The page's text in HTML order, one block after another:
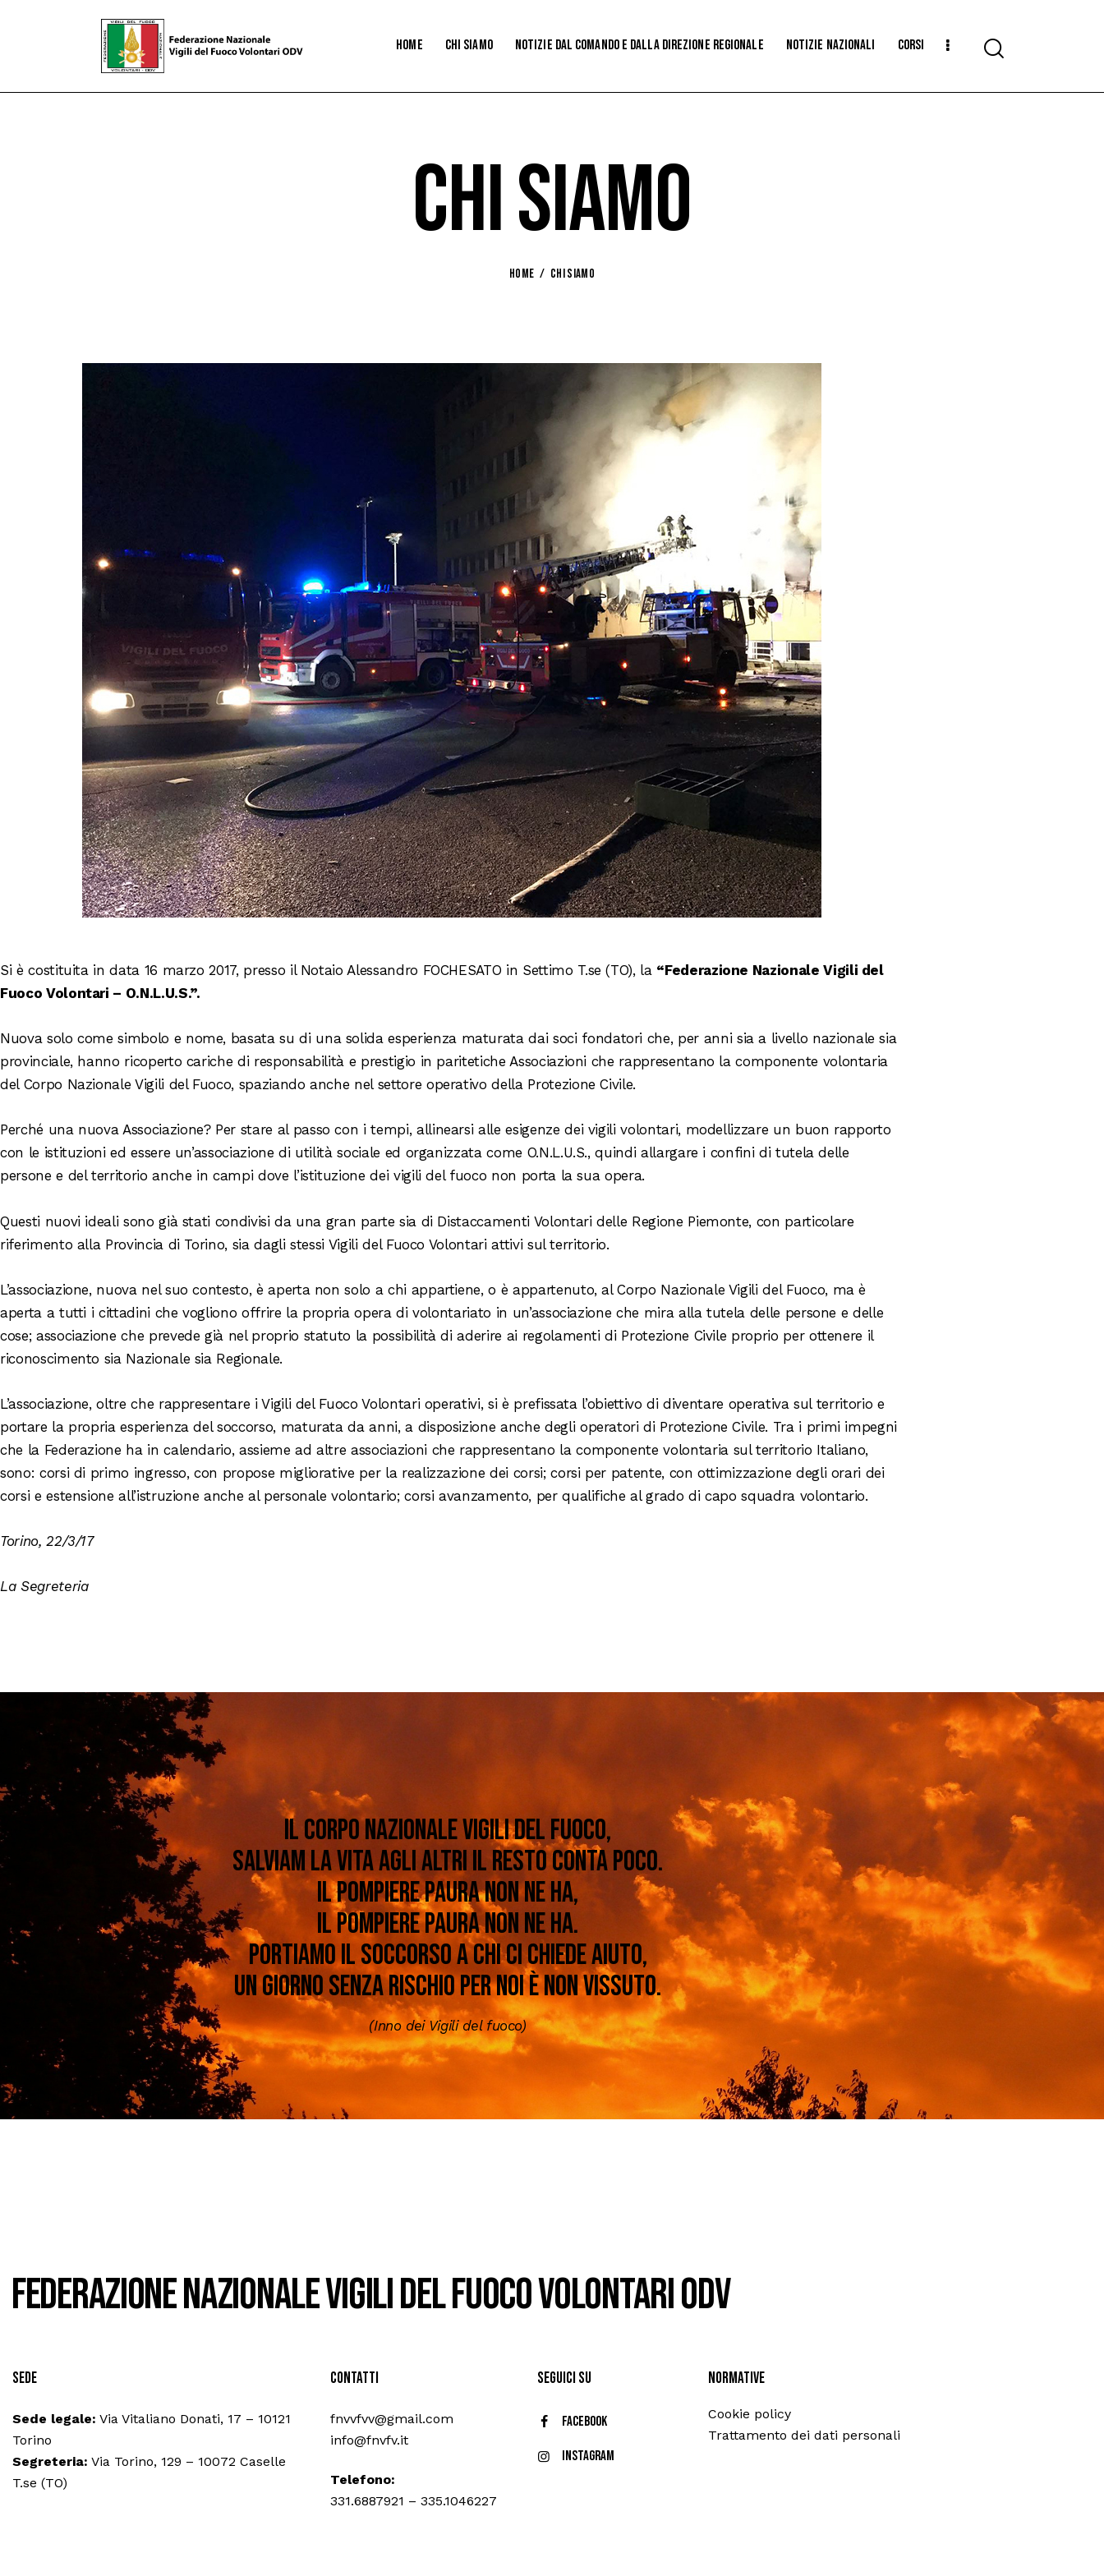
Home CHI SIAMO NOTIZIE DaL COMANDO e dalla direzione regionale Notizie Nazionali CORSI
CHI SIAMO
HOME CHI SIAMO
Si è costituita in data 16 marzo 2017, presso il Notaio Alessandro FOCHESATO in Settimo T.se (TO), la “Federazione Nazionale Vigili del
Fuoco Volontari – O.N.L.U.S.”.
Nuova solo come simbolo e nome, basata su di una solida esperienza maturata dai soci fondatori che, per anni sia a livello nazionale sia
provinciale, hanno ricoperto cariche di responsabilità e prestigio in paritetiche Associazioni che rappresentano la componente volontaria
del Corpo Nazionale Vigili del Fuoco, spaziando anche nel settore operativo della Protezione Civile.
Perché una nuova Associazione? Per stare al passo con i tempi, allinearsi alle esigenze dei vigili volontari, modellizzare un buon rapporto
con le istituzioni ed essere un’associazione di utilità sociale ed organizzata come O.N.L.U.S., quindi allargare i confini di tutela delle
persone e del territorio anche in campi dove l’istituzione dei vigili del fuoco non porta la sua opera.
Questi nuovi ideali sono già stati condivisi da una gran parte sia di Distaccamenti Volontari delle Regione Piemonte, con particolare
riferimento alla Provincia di Torino, sia dagli stessi Vigili del Fuoco Volontari attivi sul territorio.
L’associazione, nuova nel suo contesto, è aperta non solo a chi appartiene, o è appartenuto, al Corpo Nazionale Vigili del Fuoco, ma è
aperta a tutti i cittadini che vogliono offrire la propria opera di volontariato in un’associazione che mira alla tutela delle persone e delle
cose; associazione che prevede già nel proprio statuto la possibilità di aderire ai regolamenti di Protezione Civile proprio per ottenere il
riconoscimento sia Nazionale sia Regionale.
L’associazione, oltre che rappresentare i Vigili del Fuoco Volontari operativi, si è prefissata l’obiettivo di diventare operativa sul territorio e
portare la propria esperienza del soccorso, maturata da anni, a disposizione anche degli operatori di Protezione Civile. Tra i primi impegni
che la Federazione ha in calendario, assieme ad altre associazioni che rappresentano la componente volontaria sul territorio Italiano,
sono: corsi di primo ingresso, con propose migliorative per la realizzazione dei corsi; corsi per patente, con ottimizzazione degli orari dei
corsi e estensione all’istruzione anche al personale volontario; corsi avanzamento, per qualifiche al grado di capo squadra volontario.
Torino, 22/3/17
La Segreteria
Il corpo nazionale vigili del fuoco,
salviam la vita agli altri il resto conta poco.
Il pompiere paura non ne ha,
il pompiere paura non ne ha.
Portiamo il soccorso a chi ci chiede aiuto,
un giorno senza rischio per noi è non vissuto.
(Inno dei Vigili del fuoco)
Federazione Nazionale Vigili del Fuoco Volontari ODV
Sede
Sede legale: Via Vitaliano Donati, 17 – 10121
Torino
Segreteria: Via Torino, 129 – 10072 Caselle
T.se (TO)
Contatti
fnvvfvv@gmail.com
info@fnvfv.it
Telefono:
331.6887921 – 335.1046227
Seguici su
Facebook
Instagram
Normative
Cookie policy
Trattamento dei dati personali